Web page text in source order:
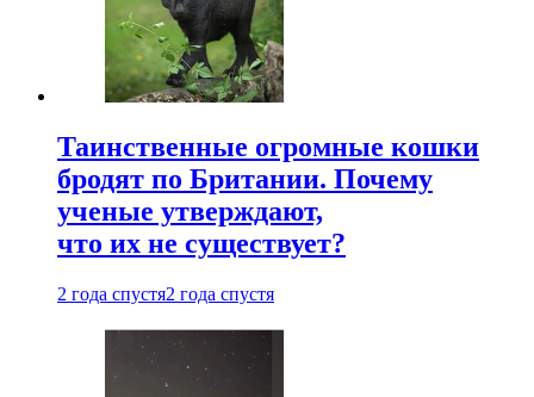
Таинственные огромные кошки
бродят по Британии. Почему
ученые утверждают,
что их не существует?
2 года спустя2 года спустя